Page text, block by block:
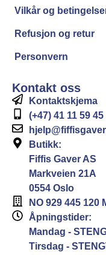
Vilkår og
Refusjon og retur
Personvern
Kontakt oss
Kontaktskjema
(+47) 41 11 59 45
Butikk:
Fiffis Gaver AS
Markveien 21A
0554 Oslo
NO 929 445 120
Åpningstider:
Mandag -
Tirsdag -